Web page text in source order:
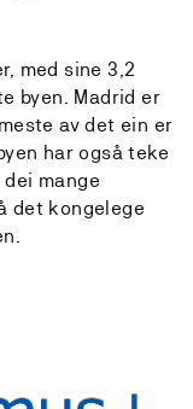
med sine 3,2
byen. Madrid er
av det ein er
har også teke
mange
det kongelege